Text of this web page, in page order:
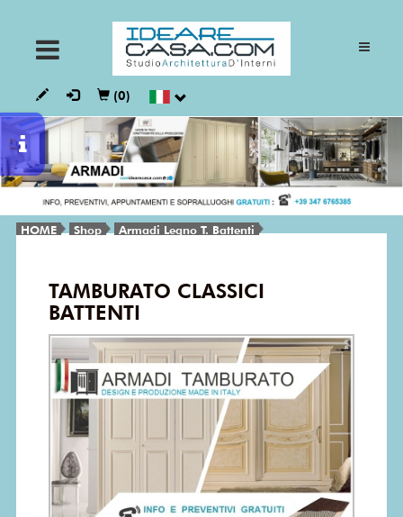
CUCINE
GIORNO
BAGNI
VESTALIA
MISURA
PRONTA
(0)
HOME Shop Armadi Legno T. Battenti
TAMBURATO CLASSICI
BATTENTI